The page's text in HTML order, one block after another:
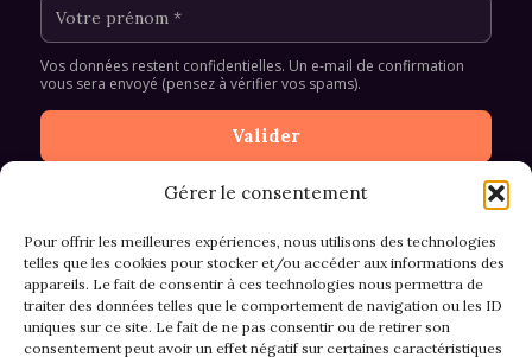
Gérer le consentement
Pour offrir les meilleures expériences, nous utilisons des technologies
telles que les cookies pour stocker et/ou accéder aux informations des
appareils. Le fait de consentir à ces technologies nous permettra de
traiter des données telles que le comportement de navigation ou les ID
uniques sur ce site. Le fait de ne pas consentir ou de retirer son
consentement peut avoir un effet négatif sur certaines caractéristiques
Vos données restent confidentielles. Un e-mail de confirmation
vous sera envoyé (pensez à vérifier vos spams).
CGV et Retours